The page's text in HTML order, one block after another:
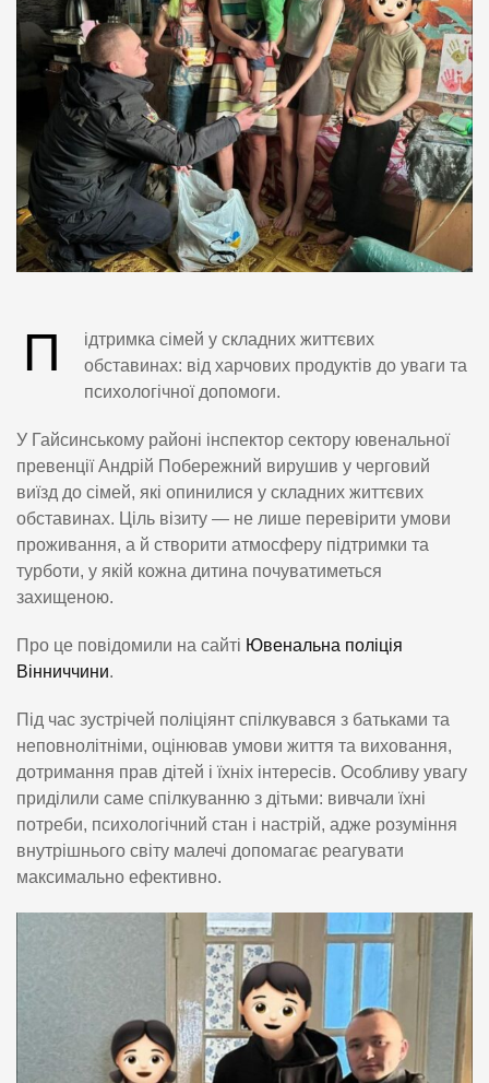
П
ідтримка сімей у складних життєвих
обставинах: від харчових продуктів до уваги та
психологічної допомоги.
У Гайсинському районі інспектор сектору ювенальної
превенції Андрій Побережний вирушив у черговий
виїзд до сімей, які опинилися у складних життєвих
обставинах. Ціль візиту — не лише перевірити умови
проживання, а й створити атмосферу підтримки та
турботи, у якій кожна дитина почуватиметься
захищеною.
Про це повідомили на сайті Ювенальна поліція
Вінниччини.
Під час зустрічей поліціянт спілкувався з батьками та
неповнолітніми, оцінював умови життя та виховання,
дотримання прав дітей і їхніх інтересів. Особливу увагу
приділили саме спілкуванню з дітьми: вивчали їхні
потреби, психологічний стан і настрій, адже розуміння
внутрішнього світу малечі допомагає реагувати
максимально ефективно.